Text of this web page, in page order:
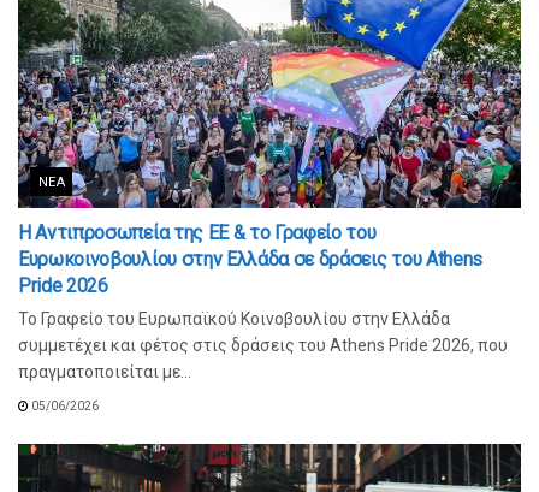
ΝΈΑ
Η Αντιπροσωπεία της ΕΕ & το Γραφείο του
Ευρωκοινοβουλίου στην Ελλάδα σε δράσεις του Athens
Pride 2026
Το Γραφείο του Ευρωπαϊκού Κοινοβουλίου στην Ελλάδα
συμμετέχει και φέτος στις δράσεις του Athens Pride 2026, που
πραγματοποιείται με...
05/06/2026